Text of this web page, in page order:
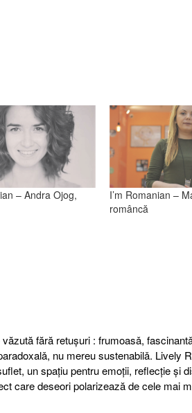
– Andra Ojog,
I’m Romanian –
româncă
fără retuşuri : frumoasǎ,
nu mereu sustenabilǎ. Lively
un spațiu pentru emoții, reflecție şi
care deseori polarizează de cele mai